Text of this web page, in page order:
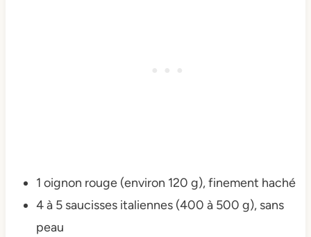
1 oignon rouge (environ 120 g), finement haché
4 à 5 saucisses italiennes (400 à 500 g), sans
peau